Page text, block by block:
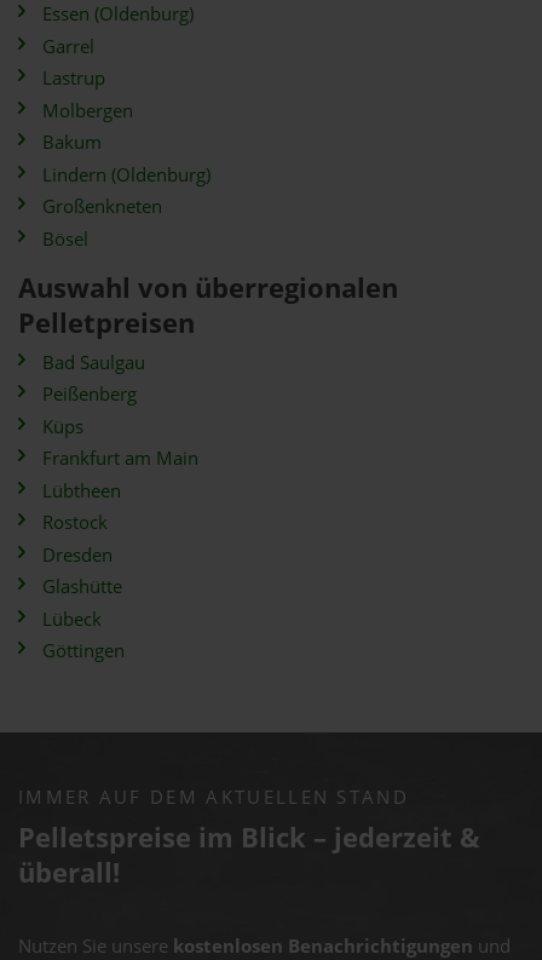
Essen (Oldenburg)
Garrel
Lastrup
Molbergen
Bakum
Lindern (Oldenburg)
Großenkneten
Bösel
Auswahl von überregionalen
Pelletpreisen
Bad Saulgau
Peißenberg
Küps
Frankfurt am Main
Lübtheen
Rostock
Dresden
Glashütte
Lübeck
Göttingen
IMMER AUF DEM AKTUELLEN STAND
Pelletspreise im Blick – jederzeit &
überall!
Nutzen Sie unsere kostenlosen Benachrichtigungen und